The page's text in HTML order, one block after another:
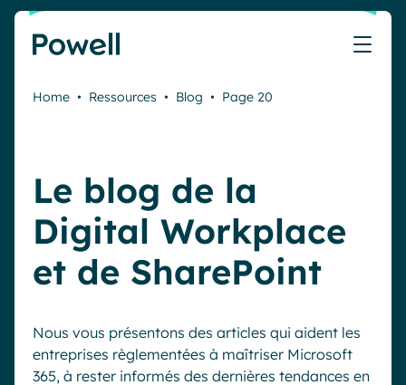
Skip to content
Communication interne
Ressources Humaines
Service public
Pharma & Santé
ProduitsPowell Governance
Les cas d'usage
Knowledge Management
Engagement employés
Partenaires
Devenir partenaire
Microsoft x Powell = ♡
Partenaire Bleu
Tarification
Notre accompagnement
Évaluer mon intranet
Evénements
Webinaires
Livres blancs
Home • Ressources • Blog • Page 20
Le blog de la
Digital Workplace
et de SharePoint
Nous vous présentons des articles qui aident les
entreprises règlementées à maîtriser Microsoft
365, à rester informés des dernières tendances en